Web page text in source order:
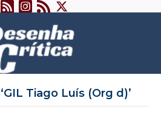
Tiago Luís (Org d)’